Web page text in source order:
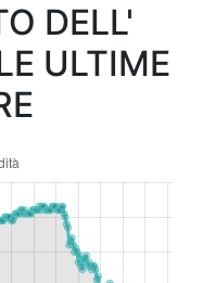
DELL'
ULTIME